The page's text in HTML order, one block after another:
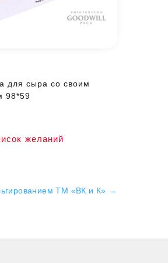
для сыра со своим
98*59
желаний
ТМ «ВК и К» →